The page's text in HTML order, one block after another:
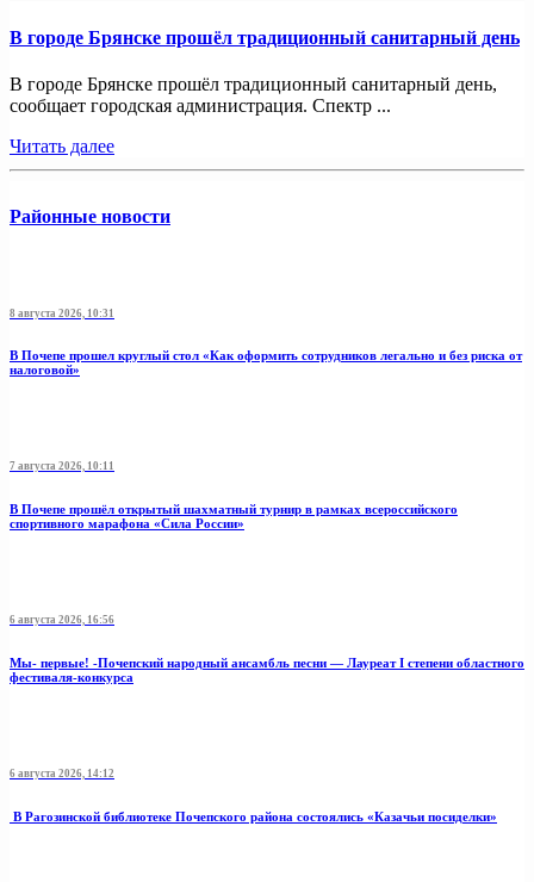
В городе Брянске прошёл традиционный санитарный день
В городе Брянске прошёл традиционный санитарный день,
сообщает городская администрация. Спектр ...
Читать далее
Районные новости
8 августа 2026, 10:31
В Почепе прошел круглый стол «Как оформить сотрудников легально и без риска от
налоговой»
7 августа 2026, 10:11
В Почепе прошёл открытый шахматный турнир в рамках всероссийского
спортивного марафона «Сила России»
6 августа 2026, 16:56
Мы- первые! -Почепский народный ансамбль песни — Лауреат I степени областного
фестиваля-конкурса
6 августа 2026, 14:12
В Рагозинской библиотеке Почепского района состоялись «Казачьи посиделки»